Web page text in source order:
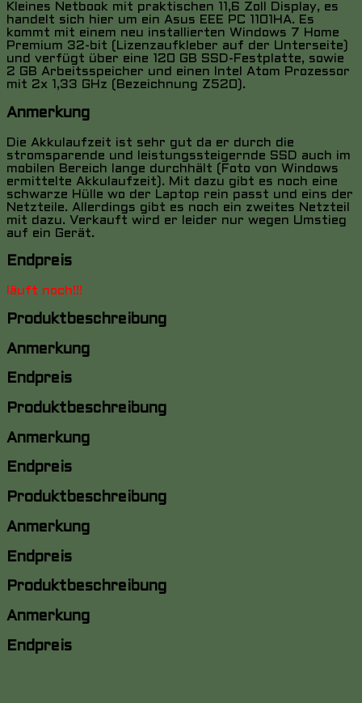
Kleines Netbook mit praktischen 11,6 Zoll Display, es
handelt sich hier um ein Asus EEE PC 1101HA. Es
kommt mit einem neu installierten Windows 7 Home
Premium 32-bit (Lizenzaufkleber auf der Unterseite)
und verfügt über eine 120 GB SSD-Festplatte, sowie
2 GB Arbeitsspeicher und einen Intel Atom Prozessor
mit 2x 1,33 GHz (Bezeichnung Z520).
Anmerkung
Die Akkulaufzeit ist sehr gut da er durch die
stromsparende und leistungssteigernde SSD auch im
mobilen Bereich lange durchhält (Foto von Windows
ermittelte Akkulaufzeit). Mit dazu gibt es noch eine
schwarze Hülle wo der Laptop rein passt und eins der
Netzteile. Allerdings gibt es noch ein zweites Netzteil
mit dazu. Verkauft wird er leider nur wegen Umstieg
auf ein Gerät.
Endpreis
läuft noch!!!
Produktbeschreibung
Anmerkung
Endpreis
Produktbeschreibung
Anmerkung
Endpreis
Produktbeschreibung
Anmerkung
Endpreis
Produktbeschreibung
Anmerkung
Endpreis